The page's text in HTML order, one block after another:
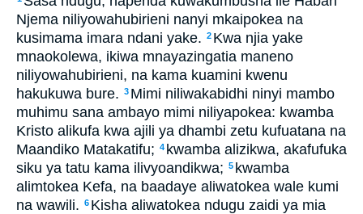
Njema niliyowahubirieni nanyi mkaipokea na
kusimama imara ndani yake. 2 Kwa njia yake
mnaokolewa, ikiwa mnayazingatia maneno
niliyowahubirieni, na kama kuamini kwenu
hakukuwa bure. 3 Mimi niliwakabidhi ninyi mambo
muhimu sana ambayo mimi niliyapokea: kwamba
Kristo alikufa kwa ajili ya dhambi zetu kufuatana na
Maandiko Matakatifu; 4 kwamba alizikwa, akafufuka
siku ya tatu kama ilivyoandikwa; 5 kwamba
alimtokea Kefa, na baadaye aliwatokea wale kumi
na wawili. 6 Kisha aliwatokea ndugu zaidi ya mia